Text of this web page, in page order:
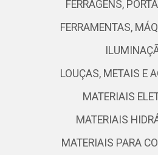
FERRAGENS,
FERRAMENTAS,
LOUÇAS, METAIS E
MATERIAIS
MATERIAIS
MATERIAIS PARA